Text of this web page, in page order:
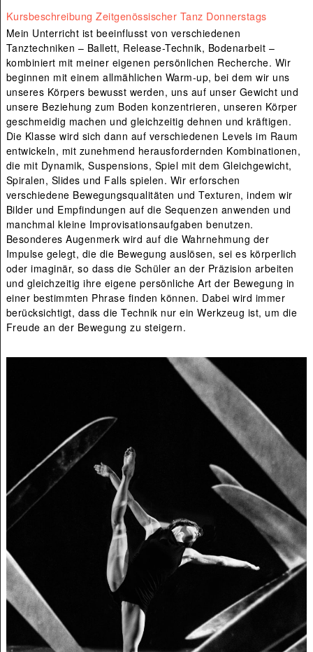
Kursbeschreibung Zeitgenössischer Tanz Donnerstags
Mein Unterricht ist beeinflusst von verschiedenen
Tanztechniken – Ballett, Release-Technik, Bodenarbeit –
kombiniert mit meiner eigenen persönlichen Recherche. Wir
beginnen mit einem allmählichen Warm-up, bei dem wir uns
unseres Körpers bewusst werden, uns auf unser Gewicht und
unsere Beziehung zum Boden konzentrieren, unseren Körper
geschmeidig machen und gleichzeitig dehnen und kräftigen.
Die Klasse wird sich dann auf verschiedenen Levels im Raum
entwickeln, mit zunehmend herausfordernden Kombinationen,
die mit Dynamik, Suspensions, Spiel mit dem Gleichgewicht,
Spiralen, Slides und Falls spielen. Wir erforschen
verschiedene Bewegungsqualitäten und Texturen, indem wir
Bilder und Empfindungen auf die Sequenzen anwenden und
manchmal kleine Improvisationsaufgaben benutzen.
Besonderes Augenmerk wird auf die Wahrnehmung der
Impulse gelegt, die die Bewegung auslösen, sei es körperlich
oder imaginär, so dass die Schüler an der Präzision arbeiten
und gleichzeitig ihre eigene persönliche Art der Bewegung in
einer bestimmten Phrase finden können. Dabei wird immer
berücksichtigt, dass die Technik nur ein Werkzeug ist, um die
Freude an der Bewegung zu steigern.